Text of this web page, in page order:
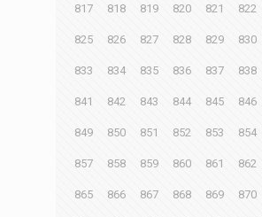
817 818 819 820 821 822
825 826 827 828 829 830
833 834 835 836 837 838
841 842 843 844 845 846
849 850 851 852 853 854
857 858 859 860 861 862
865 866 867 868 869 870